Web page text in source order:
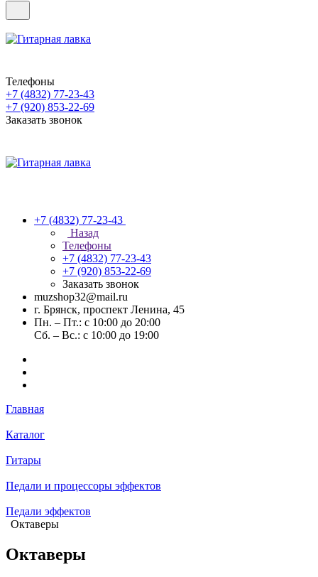
Телефоны
+7 (4832) 77-23-43
+7 (920) 853-22-69
Заказать звонок
+7 (4832) 77-23-43
Назад
Телефоны
+7 (4832) 77-23-43
+7 (920) 853-22-69
Заказать звонок
muzshop32@mail.ru
г. Брянск, проспект Ленина, 45
Пн. – Пт.: с 10:00 до 20:00
Сб. – Вс.: с 10:00 до 19:00
Главная
Каталог
Гитары
Педали и процессоры эффектов
Педали эффектов
Октаверы
Октаверы